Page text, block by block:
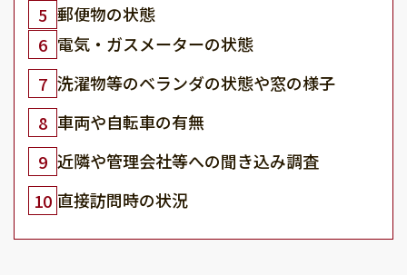
5 郵便物の状態
6 電気・ガスメーターの状態
7 洗濯物等のベランダの状態や窓の様子
8 車両や自転車の有無
9 近隣や管理会社等への聞き込み調査
10 直接訪問時の状況